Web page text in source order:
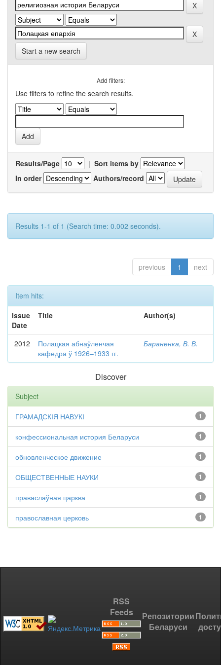
Start a new search
Add filters:
Use filters to refine the search results.
Results/Page | Sort items by
In order
Authors/record
Results 1-1 of 1 (Search time: 0.002 seconds).
previous 1 next
Item hits:
Issue
Date
Title Author(s)
2012
Полацкая абнаўленчая
кафедра ў 1926–1933 гг.
Бараненка, В. В.
Discover
Subject
1
ГРАМАДСКІЯ НАВУКІ
1
конфессиональная история Беларуси
1
обновленческое движение
1
ОБЩЕСТВЕННЫЕ НАУКИ
1
праваслаўная царква
1
православная церковь
RSS
Feeds
Репозитории
Беларуси